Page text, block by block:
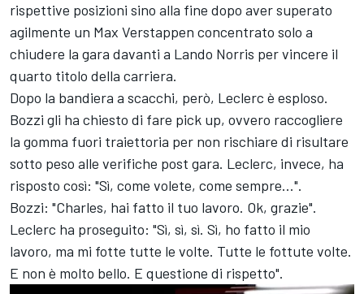
rispettive posizioni sino alla fine dopo aver superato
agilmente un Max Verstappen concentrato solo a
chiudere la gara davanti a Lando Norris per vincere il
quarto titolo della carriera.
Dopo la bandiera a scacchi, però, Leclerc è esploso.
Bozzi gli ha chiesto di fare pick up, ovvero raccogliere
la gomma fuori traiettoria per non rischiare di risultare
sotto peso alle verifiche post gara. Leclerc, invece, ha
risposto così: "Sì, come volete, come sempre...".
Bozzi: "Charles, hai fatto il tuo lavoro. Ok, grazie".
Leclerc ha proseguito: "Sì, sì, sì. Sì, ho fatto il mio
lavoro, ma mi fotte tutte le volte. Tutte le fottute volte.
E non è molto bello. E questione di rispetto".